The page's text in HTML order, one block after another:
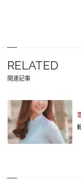
RELATED
関連記事